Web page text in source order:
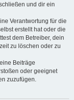
und dir ein
Verantwortung für die
erstellt hat oder die
dem Betreiber, dein
zu löschen oder zu
Beiträge
oder geeignet
zuzufügen.